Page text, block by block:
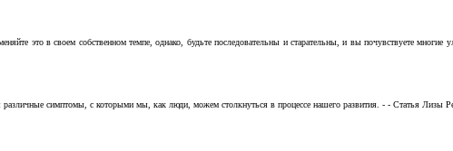
это в своем собственном темпе, однако, будьте последовательны и старательны, и вы почувствуете многие
симптомы, с которыми мы, как люди, можем столкнуться в процессе нашего развития. - - Статья Лизы